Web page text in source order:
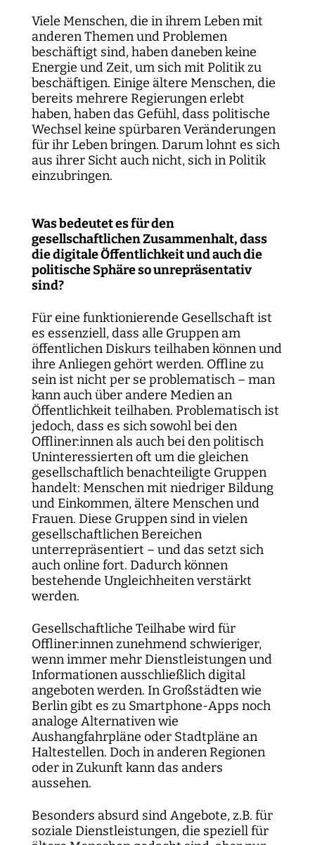
Viele Menschen, die in ihrem Leben mit
anderen Themen und Problemen
beschäftigt sind, haben daneben keine
Energie und Zeit, um sich mit Politik zu
beschäftigen. Einige ältere Menschen, die
bereits mehrere Regierungen erlebt
haben, haben das Gefühl, dass politische
Wechsel keine spürbaren Veränderungen
für ihr Leben bringen. Darum lohnt es sich
aus ihrer Sicht auch nicht, sich in Politik
einzubringen.
Was bedeutet es für den
gesellschaftlichen Zusammenhalt, dass
die digitale Öffentlichkeit und auch die
politische Sphäre so unrepräsentativ
sind?
Für eine funktionierende Gesellschaft ist
es essenziell, dass alle Gruppen am
öffentlichen Diskurs teilhaben können und
ihre Anliegen gehört werden. Offline zu
sein ist nicht per se problematisch – man
kann auch über andere Medien an
Öffentlichkeit teilhaben. Problematisch ist
jedoch, dass es sich sowohl bei den
Offliner:innen als auch bei den politisch
Uninteressierten oft um die gleichen
gesellschaftlich benachteiligte Gruppen
handelt: Menschen mit niedriger Bildung
und Einkommen, ältere Menschen und
Frauen. Diese Gruppen sind in vielen
gesellschaftlichen Bereichen
unterrepräsentiert – und das setzt sich
auch online fort. Dadurch können
bestehende Ungleichheiten verstärkt
werden.
Gesellschaftliche Teilhabe wird für
Offliner:innen zunehmend schwieriger,
wenn immer mehr Dienstleistungen und
Informationen ausschließlich digital
angeboten werden. In Großstädten wie
Berlin gibt es zu Smartphone-Apps noch
analoge Alternativen wie
Aushangfahrpläne oder Stadtpläne an
Haltestellen. Doch in anderen Regionen
oder in Zukunft kann das anders
aussehen.
Besonders absurd sind Angebote, z.B. für
soziale Dienstleistungen, die speziell für